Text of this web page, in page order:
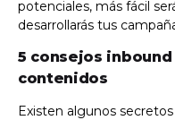
potenciales, más fácil
desarrollarás tus
5 consejos
contenidos
Existen algunos